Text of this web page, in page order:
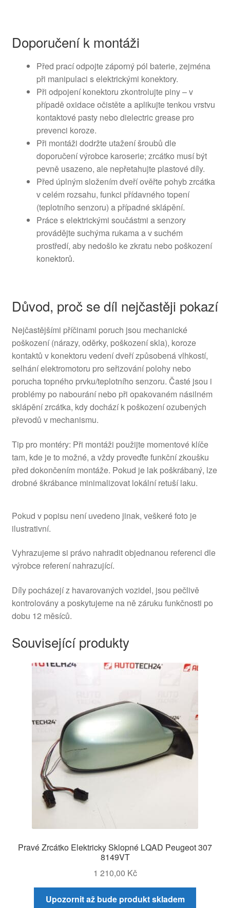
Doporučení k montáži
Před prací odpojte záporný pól baterie, zejména
při manipulaci s elektrickými konektory.
Při odpojení konektoru zkontrolujte piny – v
případě oxidace očistěte a aplikujte tenkou vrstvu
kontaktové pasty nebo dielectric grease pro
prevenci koroze.
Při montáži dodržte utažení šroubů dle
doporučení výrobce karoserie; zrcátko musí být
pevně usazeno, ale nepřetahujte plastové díly.
Před úplným složením dveří ověřte pohyb zrcátka
v celém rozsahu, funkci přídavného topení
(teplotního senzoru) a případné sklápění.
Práce s elektrickými součástmi a senzory
provádějte suchýma rukama a v suchém
prostředí, aby nedošlo ke zkratu nebo poškození
konektorů.
Důvod, proč se díl nejčastěji pokazí
Nejčastějšími příčinami poruch jsou mechanické
poškození (nárazy, oděrky, poškození skla), koroze
kontaktů v konektoru vedení dveří způsobená vlhkostí,
selhání elektromotoru pro seřizování polohy nebo
porucha topného prvku/teplotního senzoru. Časté jsou i
problémy po nabourání nebo při opakovaném násilném
sklápění zrcátka, kdy dochází k poškození ozubených
převodů v mechanismu.
Tip pro montéry: Při montáži použijte momentové klíče
tam, kde je to možné, a vždy proveďte funkční zkoušku
před dokončením montáže. Pokud je lak poškrábaný, lze
drobné škrábance minimalizovat lokální retuší laku.
Pokud v popisu není uvedeno jinak, veškeré foto je
ilustrativní.
Vyhrazujeme si právo nahradit objednanou referenci dle
výrobce referení nahrazující.
Díly pocházejí z havarovaných vozidel, jsou pečlivě
kontrolovány a poskytujeme na ně záruku funkčnosti po
dobu 12 měsíců.
Související produkty
Pravé Zrcátko Elektricky Sklopné LQAD Peugeot 307
8149VT
1 210,00 Kč
Upozornit až bude produkt skladem